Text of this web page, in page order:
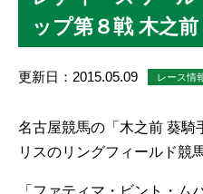
ップ第８戦 木之
更新日：2015.05.09 レース情
名古屋競馬の「木之前 葵騎
リスのリングフィールド競
「ファティマ・ビント・ム